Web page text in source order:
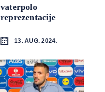
vaterpolo
reprezentacije
13. AUG. 2024.